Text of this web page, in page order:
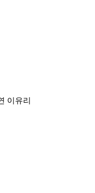
이유리